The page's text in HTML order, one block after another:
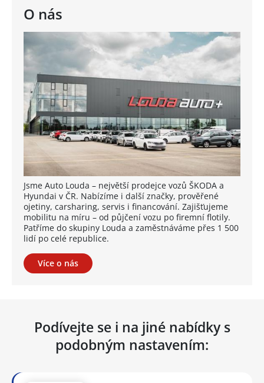
O nás
Jsme Auto Louda – největší prodejce vozů ŠKODA a
Hyundai v ČR. Nabízíme i další značky, prověřené
ojetiny, carsharing, servis i financování. Zajišťujeme
mobilitu na míru – od půjčení vozu po firemní flotily.
Patříme do skupiny Louda a zaměstnáváme přes 1 500
lidí po celé republice.
Více o nás
Podívejte se i na jiné nabídky s
podobným nastavením: